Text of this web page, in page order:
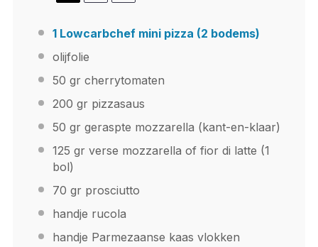
1 Lowcarbchef mini pizza (2 bodems)
olijfolie
50 gr cherrytomaten
200 gr pizzasaus
50 gr geraspte mozzarella (kant-en-klaar)
125 gr verse mozzarella of fior di latte (1
bol)
70 gr prosciutto
handje rucola
handje Parmezaanse kaas vlokken